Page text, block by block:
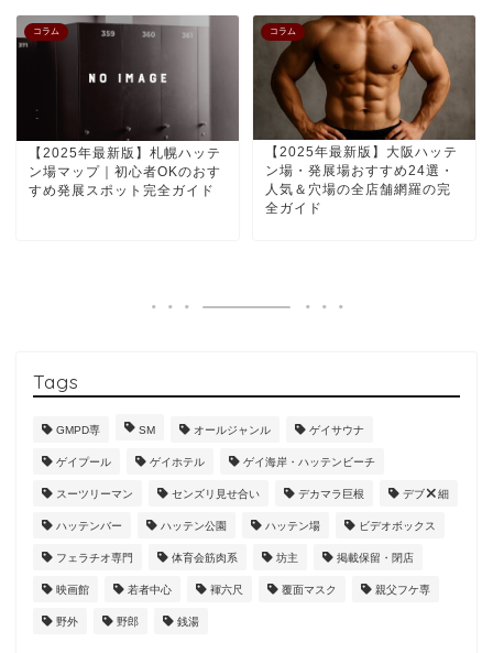
コラム
【2025年最新版】札幌ハッテ
ン場マップ｜初心者OKのおす
すめ発展スポット完全ガイド
コラム
【2025年最新版】大阪ハッテ
ン場・発展場おすすめ24選・
人気＆穴場の全店舗網羅の完
全ガイド
Tags
GMPD専 SM オールジャンル ゲイサウナ
ゲイプール ゲイホテル ゲイ海岸・ハッテンビーチ
スーツリーマン センズリ見せ合い デカマラ巨根 デブ 細
ハッテンバー ハッテン公園 ハッテン場 ビデオボックス
フェラチオ専門 体育会筋肉系 坊主 掲載保留・閉店
映画館 若者中心 褌六尺 覆面マスク 親父フケ専
野外 野郎 銭湯